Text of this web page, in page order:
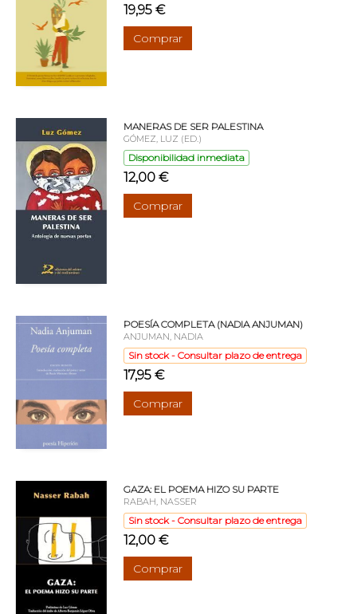
19,95 €
Comprar
MANERAS DE SER PALESTINA
GÓMEZ, LUZ (ED.)
Disponibilidad inmediata
12,00 €
Comprar
POESÍA COMPLETA (NADIA ANJUMAN)
ANJUMAN, NADIA
Sin stock - Consultar plazo de entrega
17,95 €
Comprar
GAZA: EL POEMA HIZO SU PARTE
RABAH, NASSER
Sin stock - Consultar plazo de entrega
12,00 €
Comprar